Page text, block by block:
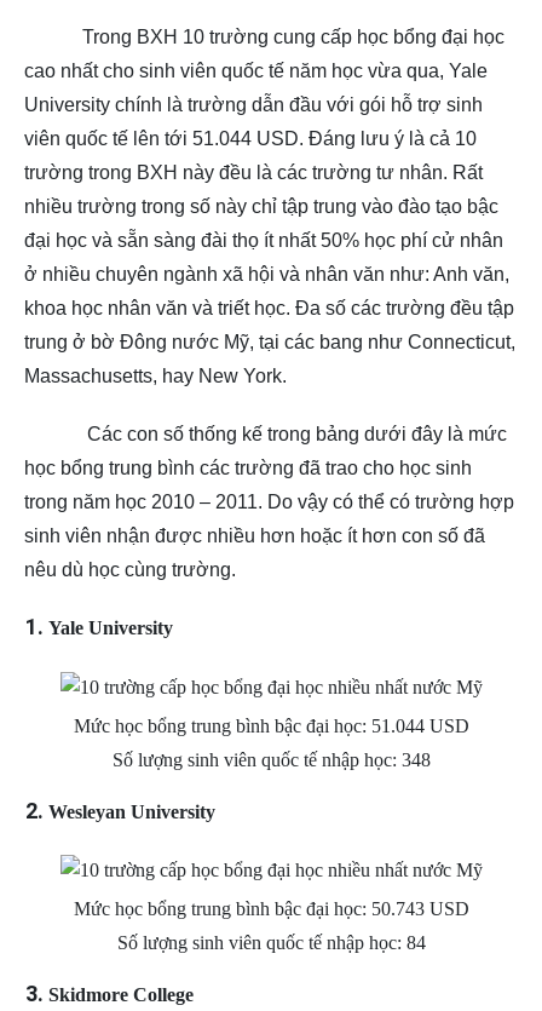
Trong BXH 10 trường cung cấp học bổng đại học
cao nhất cho sinh viên quốc tế năm học vừa qua, Yale
University chính là trường dẫn đầu với gói hỗ trợ sinh
viên quốc tế lên tới 51.044 USD. Đáng lưu ý là cả 10
trường trong BXH này đều là các trường tư nhân. Rất
nhiều trường trong số này chỉ tập trung vào đào tạo bậc
đại học và sẵn sàng đài thọ ít nhất 50% học phí cử nhân
ở nhiều chuyên ngành xã hội và nhân văn như: Anh văn,
khoa học nhân văn và triết học. Đa số các trường đều tập
trung ở bờ Đông nước Mỹ, tại các bang như Connecticut,
Massachusetts, hay New York.
Các con số thống kế trong bảng dưới đây là mức
học bổng trung bình các trường đã trao cho học sinh
trong năm học 2010 – 2011. Do vậy có thể có trường hợp
sinh viên nhận được nhiều hơn hoặc ít hơn con số đã
nêu dù học cùng trường.
Yale University
Mức học bổng trung bình bậc đại học: 51.044 USD
Số lượng sinh viên quốc tế nhập học: 348
Wesleyan University
Mức học bổng trung bình bậc đại học: 50.743 USD
Số lượng sinh viên quốc tế nhập học: 84
Skidmore College